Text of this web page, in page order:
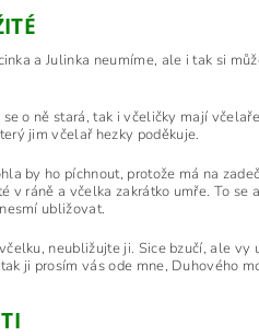
a Julinka neumíme, ale i tak si
o ně stará, tak i včeličky mají
jim včelař hezky poděkuje.
by ho píchnout, protože má na
v ráně a včelka zakrátko umře. To
ubližovat.
neubližujte ji. Sice bzučí, ale
ji prosím vás ode mne, Duhového